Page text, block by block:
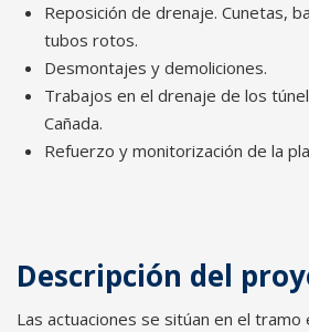
Reposición de drenaje. Cunetas,
tubos rotos.
Desmontajes y demoliciones.
Trabajos en el drenaje de los
Cañada.
Refuerzo y monitorización de la
Descripción del
Las actuaciones se sitúan en el tramo